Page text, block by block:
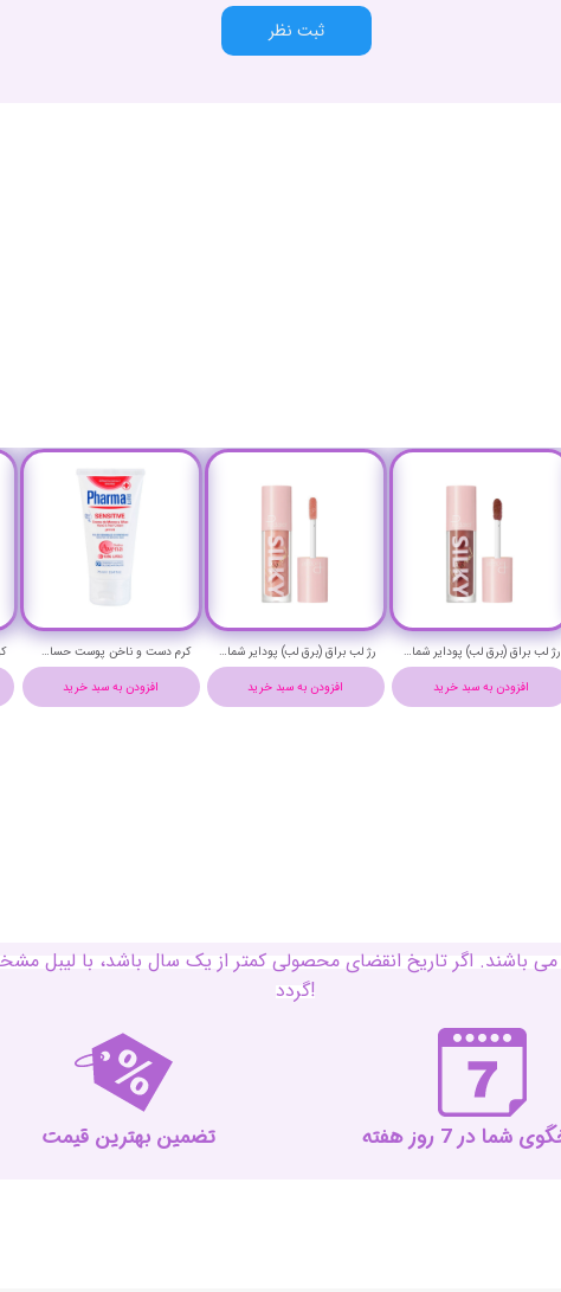
ثبت نظر
رژ لب براق (برق لب) پودایر شماره 4 - Pudaier silky lip gloss 4
افزودن به سبد خرید
رژ لب براق (برق لب) پودایر شماره 6 - Pudaier silky lip gloss 6
افزودن به سبد خرید
رژ لب براق (برق لب) پودایر شماره 15 - Pudaier silky lip gloss 15
به سبد خرید
باشند. اگر تاریخ انقضای محصولی کمتر از یک سال باشد، با
گردد!
تضمین بهترین قیمت شما در 7 روز هفته